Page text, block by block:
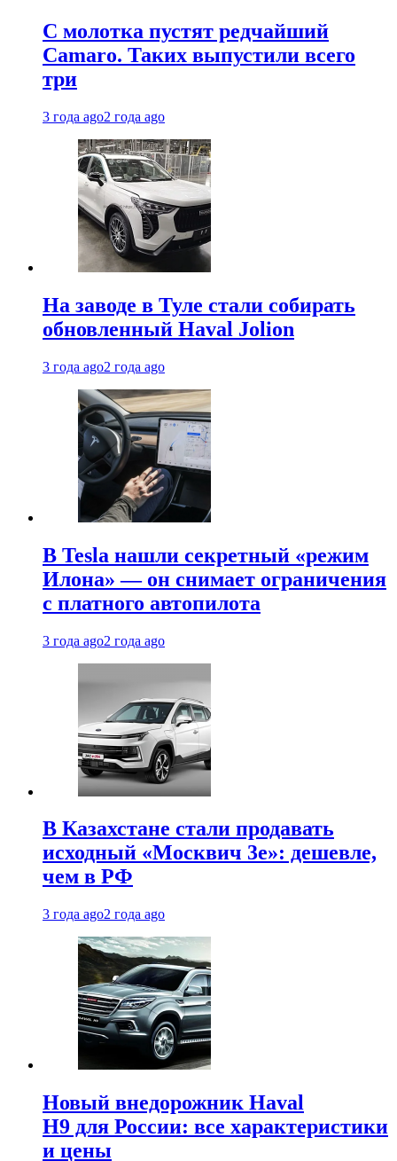
С молотка пустят редчайший
Camaro. Таких выпустили всего
три
3 года ago2 года ago
На заводе в Туле стали собирать
обновленный Haval Jolion
3 года ago2 года ago
В Tesla нашли секретный «режим
Илона» — он снимает ограничения
с платного автопилота
3 года ago2 года ago
В Казахстане стали продавать
исходный «Москвич 3e»: дешевле,
чем в РФ
3 года ago2 года ago
Новый внедорожник Haval
H9 для России: все характеристики
и цены